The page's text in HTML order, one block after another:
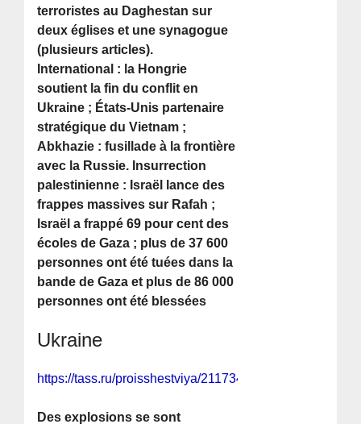
terroristes au Daghestan sur
deux églises et une synagogue
(plusieurs articles).
International : la Hongrie
soutient la fin du conflit en
Ukraine ; États-Unis partenaire
stratégique du Vietnam ;
Abkhazie : fusillade à la frontière
avec la Russie. Insurrection
palestinienne : Israël lance des
frappes massives sur Rafah ;
Israël a frappé 69 pour cent des
écoles de Gaza ; plus de 37 600
personnes ont été tuées dans la
bande de Gaza et plus de 86 000
personnes ont été blessées
Ukraine
https://tass.ru/proisshestviya/21173463
Des explosions se sont